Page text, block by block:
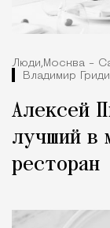
Люди,Москва -
Владимир
Алексей
лучший в
ресторан